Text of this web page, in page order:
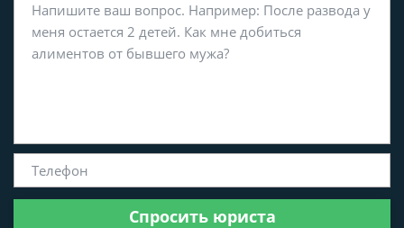
Спросить юриста